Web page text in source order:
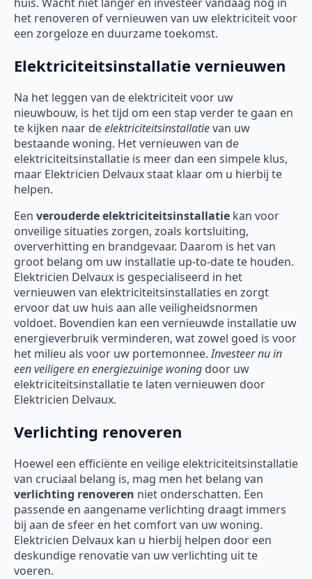
het renoveren of vernieuwen van uw elektriciteit voor
een zorgeloze en duurzame toekomst.
Elektriciteitsinstallatie vernieuwen
Na het leggen van de elektriciteit voor uw
nieuwbouw, is het tijd om een stap verder te gaan en
te kijken naar deelektriciteitsinstallatievan uw
bestaande woning. Het vernieuwen van de
elektriciteitsinstallatie is meer dan een simpele klus,
maar Elektricien Delvaux staat klaar om u hierbij te
helpen.
Een verouderde elektriciteitsinstallatie kan voor
onveilige situaties zorgen, zoals kortsluiting,
oververhitting en brandgevaar. Daarom is het van
groot belang om uw installatie up-to-date te houden.
Elektricien Delvaux is gespecialiseerd in het
vernieuwen van elektriciteitsinstallaties en zorgt
ervoor dat uw huis aan alle veiligheidsnormen
voldoet. Bovendien kan een vernieuwde installatie uw
energieverbruik verminderen, wat zowel goed is voor
het milieu als voor uw portemonnee.Investeer nu in
een veiligere en energiezuinige woning door uw
elektriciteitsinstallatie te laten vernieuwen door
Elektricien Delvaux.
Verlichting renoveren
Hoewel een efficiënte en veilige elektriciteitsinstallatie
van cruciaal belang is, mag men het belang van
verlichting renoveren niet onderschatten. Een
passende en aangename verlichting draagt immers
bij aan de sfeer en het comfort van uw woning.
Elektricien Delvaux kan u hierbij helpen door een
deskundige renovatie van uw verlichting uit te
voeren.